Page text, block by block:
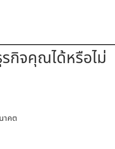
รกิจคุณได้หรือไม่
าคต